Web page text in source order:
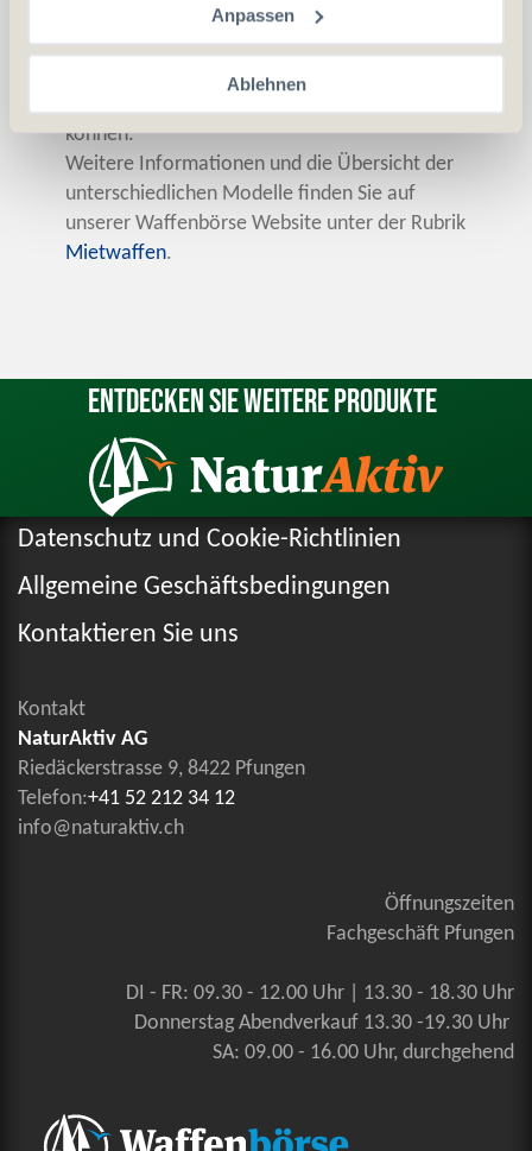
Anpassen
Ablehnen
Wir haben eine grosse Auswahl an
Feuerwaffen welche für die Nutzung in
können.
Weitere Informationen und die Übersicht der
unterschiedlichen Modelle finden Sie auf
unserer Waffenbörse Website unter der Rubrik
Mietwaffen.
Entdecken Sie weitere Produkte
Datenschutz und Cookie-Richtlinien
Allgemeine Geschäftsbedingungen
Kontaktieren Sie uns
Kontakt
NaturAktiv AG
Riedäckerstrasse 9, 8422 Pfungen
Telefon:+41 52 212 34 12
info@naturaktiv.ch
Öffnungszeiten
Fachgeschäft Pfungen
DI - FR: 09.30 - 12.00 Uhr | 13.30 - 18.30 Uhr
Donnerstag Abendverkauf 13.30 -19.30 Uhr
SA: 09.00 - 16.00 Uhr, durchgehend